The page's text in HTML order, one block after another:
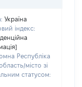
Україна
індекс:
Республіка
місто зі
статусом: